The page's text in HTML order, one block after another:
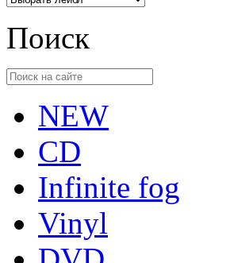
Поиск
NEW
CD
Infinite fog
Vinyl